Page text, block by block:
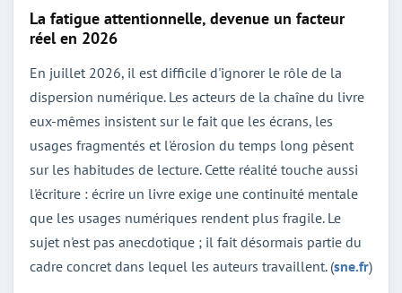
La fatigue attentionnelle, devenue un facteur
réel en 2026
En juillet 2026, il est difficile d'ignorer le rôle de la
dispersion numérique. Les acteurs de la chaîne du livre
eux-mêmes insistent sur le fait que les écrans, les
usages fragmentés et l'érosion du temps long pèsent
sur les habitudes de lecture. Cette réalité touche aussi
l'écriture : écrire un livre exige une continuité mentale
que les usages numériques rendent plus fragile. Le
sujet n'est pas anecdotique ; il fait désormais partie du
cadre concret dans lequel les auteurs travaillent. (sne.fr)